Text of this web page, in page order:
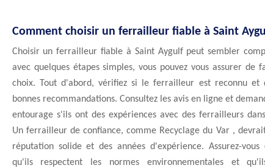
Comment choisir un ferrailleur fiable à Saint
Choisir un ferrailleur fiable à Saint Aygulf peut sembler
avec quelques étapes simples, vous pouvez vous assurer de
choix. Tout d'abord, vérifiez si le ferrailleur est reconnu et
bonnes recommandations. Consultez les avis en ligne et
entourage s'ils ont des expériences avec des ferrailleurs
Un ferrailleur de confiance, comme Recyclage du Var ,
réputation solide et des années d'expérience. Assurez-vous
qu'ils respectent les normes environnementales et